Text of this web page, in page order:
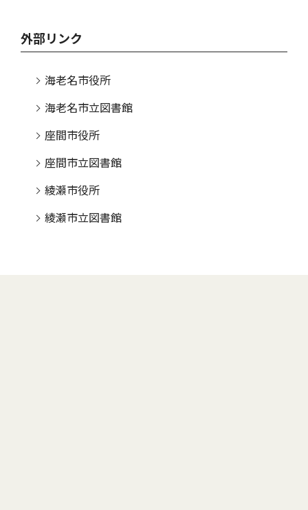
外部リンク
海老名市役所
海老名市立図書館
座間市役所
座間市立図書館
綾瀬市役所
綾瀬市立図書館